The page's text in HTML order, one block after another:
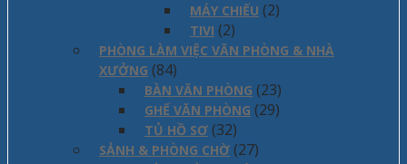
MÁY CHIẾU (2)
TIVI (2)
PHÒNG LÀM VIỆC VĂN PHÒNG & NHÀ
XƯỞNG (84)
BÀN VĂN PHÒNG (23)
GHẾ VĂN PHÒNG (29)
TỦ HỒ SƠ (32)
SẢNH & PHÒNG CHỜ (27)